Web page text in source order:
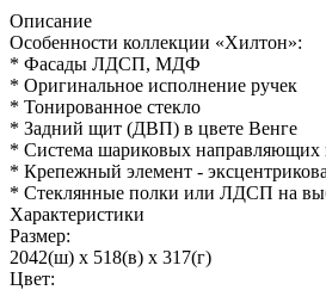
Описание
Особенности коллекции «Хилтон»:
* Фасады ЛДСП, МДФ
* Оригинальное исполнение ручек
* Тонированное стекло
* Задний щит (ДВП) в цвете Венге
* Система шариковых направляющих
* Крепежный элемент -
* Стеклянные полки или ЛДСП на
Характеристики
Размер:
2042(ш) x 518(в) x 317(г)
Цвет: